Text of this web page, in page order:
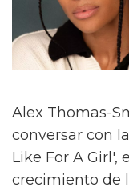
Alex Thomas-
conversar con
Like For A Girl',
crecimiento de